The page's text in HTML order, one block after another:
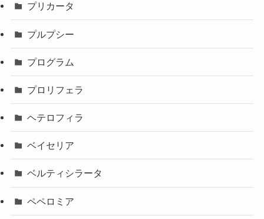
プリカータ
プルプシー
プログラム
プロリフェラ
ヘテロフィラ
ベイセリア
ベルティシラータ
ペペロミア